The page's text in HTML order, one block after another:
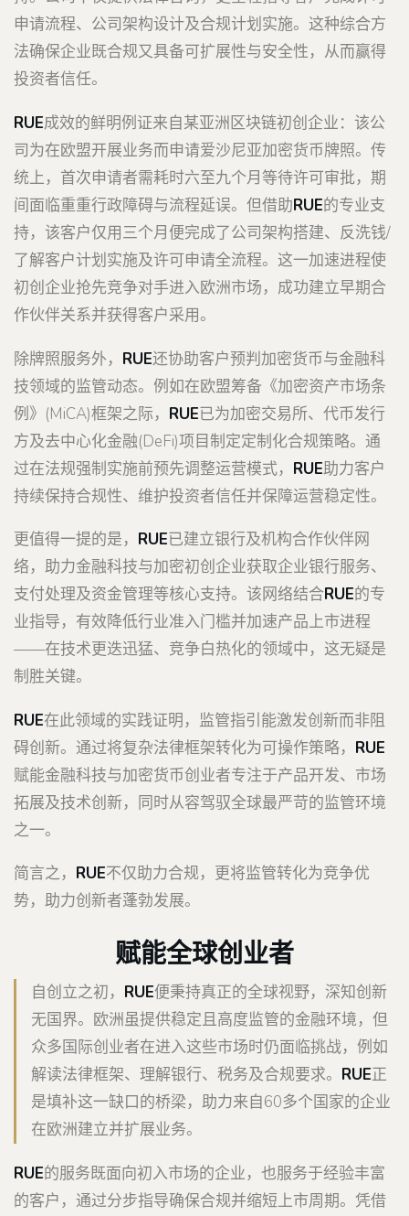
申请流程、公司架构设计及合规计划实施。这种综合方
法确保企业既合规又具备可扩展性与安全性，从而赢得
投资者信任。
RUE成效的鲜明例证来自某亚洲区块链初创企业：该公
司为在欧盟开展业务而申请爱沙尼亚加密货币牌照。传
统上，首次申请者需耗时六至九个月等待许可审批，期
间面临重重行政障碍与流程延误。但借助RUE的专业支
持，该客户仅用三个月便完成了公司架构搭建、反洗钱/
了解客户计划实施及许可申请全流程。这一加速进程使
初创企业抢先竞争对手进入欧洲市场，成功建立早期合
作伙伴关系并获得客户采用。
除牌照服务外， RUE还协助客户预判加密货币与金融科
技领域的监管动态。例如在欧盟筹备《加密资产市场条
例》(MiCA)框架之际， RUE已为加密交易所、代币发行
方及去中心化金融(DeFi)项目制定定制化合规策略。通
过在法规强制实施前预先调整运营模式， RUE助力客户
持续保持合规性、维护投资者信任并保障运营稳定性。
更值得一提的是， RUE已建立银行及机构合作伙伴网
络，助力金融科技与加密初创企业获取企业银行服务、
支付处理及资金管理等核心支持。该网络结合RUE的专
业指导，有效降低行业准入门槛并加速产品上市进程
——在技术更迭迅猛、竞争白热化的领域中，这无疑是
制胜关键。
RUE在此领域的实践证明，监管指引能激发创新而非阻
碍创新。通过将复杂法律框架转化为可操作策略， RUE
赋能金融科技与加密货币创业者专注于产品开发、市场
拓展及技术创新，同时从容驾驭全球最严苛的监管环境
之一。
简言之， RUE不仅助力合规，更将监管转化为竞争优
势，助力创新者蓬勃发展。
赋能全球创业者
自创立之初， RUE便秉持真正的全球视野，深知创新
无国界。欧洲虽提供稳定且高度监管的金融环境，但
众多国际创业者在进入这些市场时仍面临挑战，例如
解读法律框架、理解银行、税务及合规要求。 RUE正
是填补这一缺口的桥梁，助力来自60多个国家的企业
在欧洲建立并扩展业务。
RUE的服务既面向初入市场的企业，也服务于经验丰富
的客户，通过分步指导确保合规并缩短上市周期。凭借